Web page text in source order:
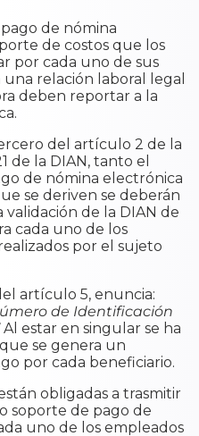
de nómina
de costos que los
por cada uno de sus
relación laboral legal
deben reportar a la
del artículo 2 de la
de la DIAN, tanto el
de nómina electrónica
se deriven se deberán
de la DIAN de
cada uno de los
por el sujeto
artículo 5, enuncia:
de Identificación
Al estar en singular se ha
se genera un
por cada beneficiario.
obligadas a trasmitir
soporte de pago de
uno de los empleados